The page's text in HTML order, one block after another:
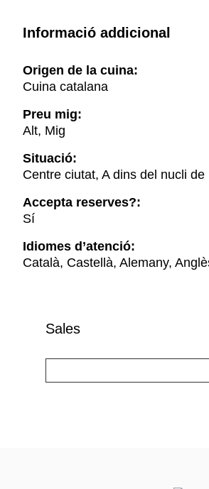
Informació addicional
Origen de la cuina:
Cuina catalana
Preu mig:
Alt, Mig
Situació:
Centre ciutat, A dins del nucli de
Accepta reserves?:
Sí
Idiomes d’atenció:
Català, Castellà, Alemany,
Sales